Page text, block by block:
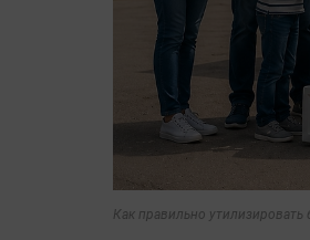
Как правильно